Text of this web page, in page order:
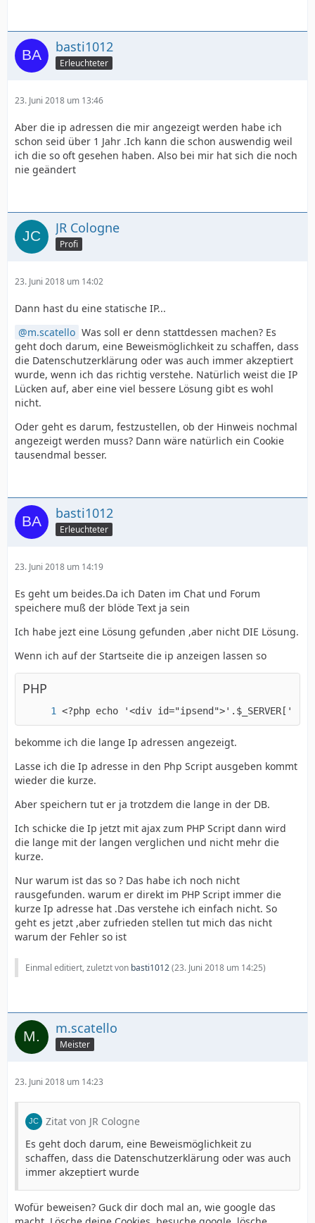
basti1012
Erleuchteter
23. Juni 2018 um 13:46
Aber die ip adressen die mir angezeigt werden habe ich
schon seid über 1 Jahr .Ich kann die schon auswendig weil
ich die so oft gesehen haben. Also bei mir hat sich die noch
nie geändert
JR Cologne
Profi
23. Juni 2018 um 14:02
Dann hast du eine statische IP...
m.scatello Was soll er denn stattdessen machen? Es
geht doch darum, eine Beweismöglichkeit zu schaffen, dass
die Datenschutzerklärung oder was auch immer akzeptiert
wurde, wenn ich das richtig verstehe. Natürlich weist die IP
Lücken auf, aber eine viel bessere Lösung gibt es wohl
nicht.
Oder geht es darum, festzustellen, ob der Hinweis nochmal
angezeigt werden muss? Dann wäre natürlich ein Cookie
tausendmal besser.
basti1012
Erleuchteter
23. Juni 2018 um 14:19
Es geht um beides.Da ich Daten im Chat und Forum
speichere muß der blöde Text ja sein
Ich habe jezt eine Lösung gefunden ,aber nicht DIE Lösung.
Wenn ich auf der Startseite die ip anzeigen lassen so
PHP
<?php echo '<div
bekomme ich die lange Ip adressen angezeigt.
Lasse ich die Ip adresse in den Php Script ausgeben kommt
wieder die kurze.
Aber speichern tut er ja trotzdem die lange in der DB.
Ich schicke die Ip jetzt mit ajax zum PHP Script dann wird
die lange mit der langen verglichen und nicht mehr die
kurze.
Nur warum ist das so ? Das habe ich noch nicht
rausgefunden. warum er direkt im PHP Script immer die
kurze Ip adresse hat .Das verstehe ich einfach nicht. So
geht es jetzt ,aber zufrieden stellen tut mich das nicht
warum der Fehler so ist
Einmal editiert, zuletzt von basti1012(23. Juni 2018 um 14:25)
m.scatello
Meister
23. Juni 2018 um 14:23
Zitat von JR Cologne
Es geht doch darum, eine Beweismöglichkeit zu
schaffen, dass die Datenschutzerklärung oder was auch
immer akzeptiert wurde
Wofür beweisen? Guck dir doch mal an, wie google das